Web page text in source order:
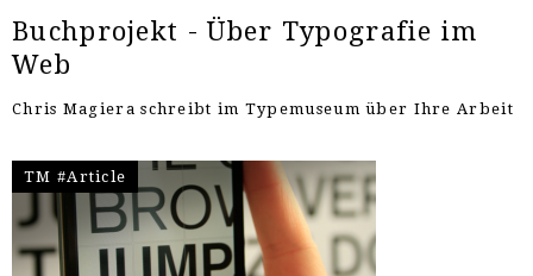
Buchprojekt - Über Typografie im
Web
Chris Magiera schreibt im Typemuseum über Ihre Arbeit
TM #Article